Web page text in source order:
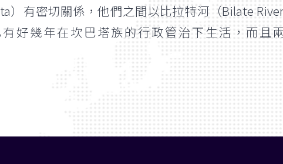
）有密切關係，他們之間以比拉特河（Bilate
好幾年在坎巴塔族的行政管治下生活，而且